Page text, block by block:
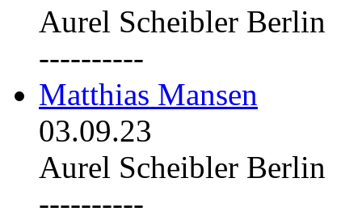
Aurel Scheibler Berlin
----------
Matthias Mansen
03.09.23
Aurel Scheibler Berlin
----------